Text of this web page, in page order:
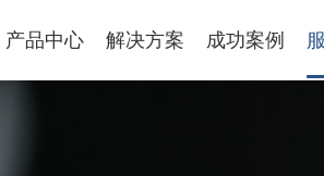
产品中心 解决方案 成功案例